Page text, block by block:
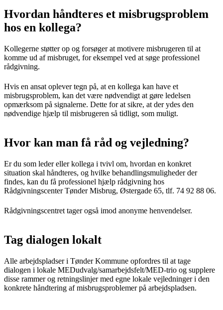
Hvordan håndteres et misbrugsproblem
hos en kollega?
Kollegerne støtter op og forsøger at motivere misbrugeren til at
komme ud af misbruget, for eksempel ved at søge professionel
rådgivning.
Hvis en ansat oplever tegn på, at en kollega kan have et
misbrugsproblem, kan det være nødvendigt at gøre ledelsen
opmærksom på signalerne. Dette for at sikre, at der ydes den
nødvendige hjælp til misbrugeren så tidligt, som muligt.
Hvor kan man få råd og vejledning?
Er du som leder eller kollega i tvivl om, hvordan en konkret
situation skal håndteres, og hvilke behandlingsmuligheder der
findes, kan du få professionel hjælp rådgivning hos
Rådgivningscenter Tønder Misbrug, Østergade 65, tlf. 74 92 88 06.
Rådgivningscentret tager også imod anonyme henvendelser.
Tag dialogen lokalt
Alle arbejdspladser i Tønder Kommune opfordres til at tage
dialogen i lokale MEDudvalg/samarbejdsfelt/MED-trio og supplere
disse rammer og retningslinjer med egne lokale vejledninger i den
konkrete håndtering af misbrugsproblemer på arbejdspladsen.